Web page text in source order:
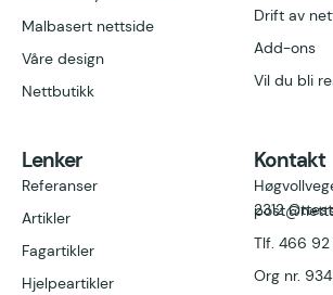
Malbasert nettside
Våre design
Nettbutikk
Drift av
Add-ons
Vil du bli
Lenker
Referanser
Artikler
Fagartikler
Hjelpeartikler
Kontakt
2312
Tlf. 466 92
Org nr.